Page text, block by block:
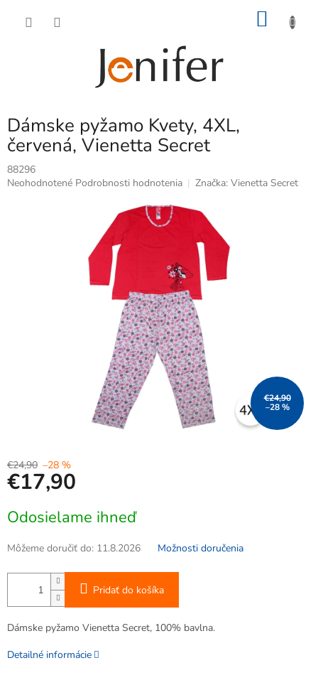
Dámske pyžamo Kvety, 4XL,
červená, Vienetta Secret
88296
Priemerné
Neohodnotené Podrobnosti hodnotenia Značka: Vienetta Secret
€24,90
–28 %
€24,90 –28 %
€17,90
cena:
Odosielame ihneď
Môžeme doručiť do: 11.8.2026 Možnosti doručenia
Pridať do košíka
Dámske pyžamo Vienetta Secret, 100% bavlna.
Detailné informácie